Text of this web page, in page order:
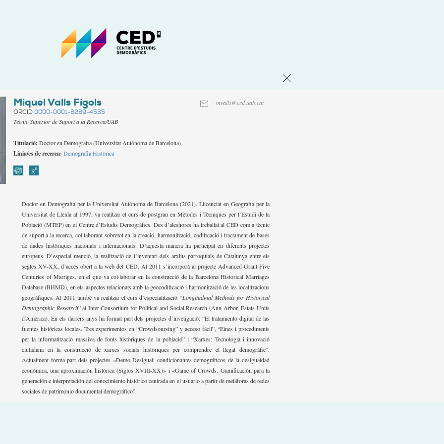
d'estudis
Demogràfics
Tornar
Miquel Valls Fígols
ORCID0000-0001-8289-4535
Tècnic Superior de Suport a la Recerca/UAB
Titulació: Doctor en Demografia (Universitat Autònoma de Barcelona)
Línia/es de recerca: Demografia Històrica
mvalls@ced.uab.cat
Doctor en Demografia per la Universitat Autònoma de Barcelona (2021). Llicenciat en Geografia per la
Universitat de Lleida al 1997, va realitzar el curs de postgrau en Mètodes i Tècniques per l’Estudi de la
Població (MTEP) en el Centre d’Estudis Demogràfics. Des d’aleshores ha treballat al CED com a tècnic
de suport a la recerca, col·laborant sobretot en la creació, harmonització, codificació i tractament de bases
de dades històriques nacionals i internacionals. D’aquesta manera ha participat en diferents projectes
europeus. D’especial menció, la realització de l’inventari dels arxius parroquials de Catalunya entre els
segles XV-XX, d’accés obert a la web del CED. Al 2011 s’incorporà al projecte Advanced Grant Five
Centuries of Marriges, en el que va col·laborar en la construcció de la Barcelona Historical Marriages
Database (BHMD), en els aspectes relacionats amb la geocodificació i harmonització de les localitzacions
geogràfiques. Al 2011 també va realitzar el curs d’especialització “Longitudinal Methods for Historical
Demographic Research” al Inter-Consortium for Political and Social Research (Ann Arbor, Estats Units
d’Amèrica). En els darrers anys ha format part dels projectes d’invetigació: “El tratamiento digital de las
fuentes históricas locales. Tres experimentos en “Crowdsoursing” y acceso fácil”, “Eines i procediments
per la informatització massiva de fonts històriques de la població” i “Xarxes: Tecnologia i innovació
ciutadana en la construcció de xarxes socials històriques per comprendre el llegat demogràfic”.
Actualment forma part dels projectes «Demo-Desigual: condicionantes demográficos de la desigualdad
económica, una aproximación histórica (Siglos XVIII-XX)» i «Game of Crowds. Gamificación para la
generación e interpretación del conocimiento histórico centrada en el usuario a partir de metáforas de redes
sociales de patrimonio documental demográfico”.